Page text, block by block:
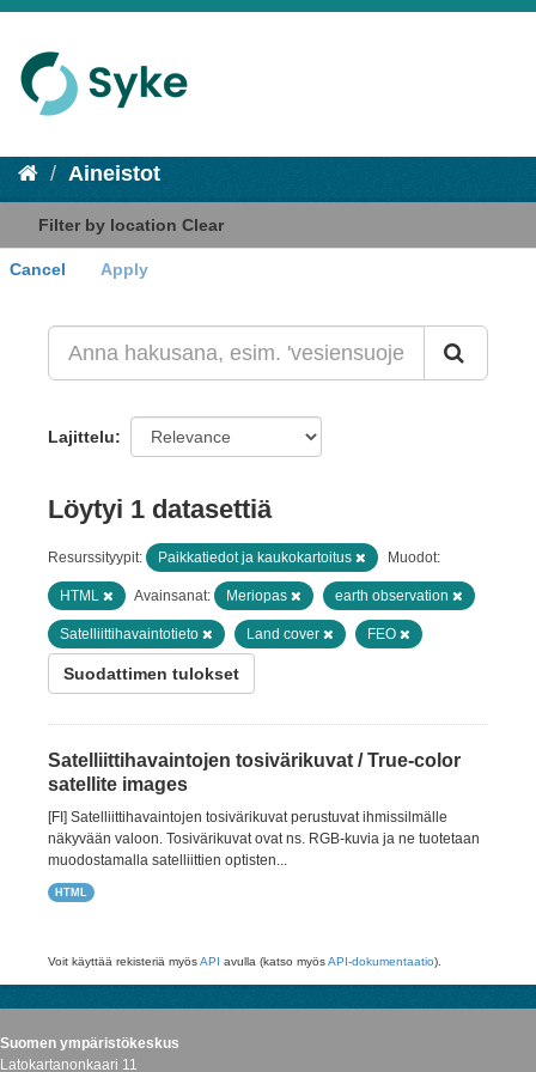
Aineistot
Filter by location Clear
+
Cancel Apply
Lajittelu
Löytyi 1 datasettiä
Resurssityypit: Paikkatiedot ja kaukokartoitus Muodot:
HTML Avainsanat: Meriopas earth observation
Satelliittihavaintotieto Land cover FEO
Suodattimen tulokset
Satelliittihavaintojen tosivärikuvat / True-color
satellite images
[FI] Satelliittihavaintojen tosivärikuvat perustuvat ihmissilmälle
näkyvään valoon. Tosivärikuvat ovat ns. RGB-kuvia ja ne tuotetaan
muodostamalla satelliittien optisten...
HTML
Voit käyttää rekisteriä myösAPI avulla (katso myösAPI-dokumentaatio).
Suomen ympäristökeskus
Latokartanonkaari 11